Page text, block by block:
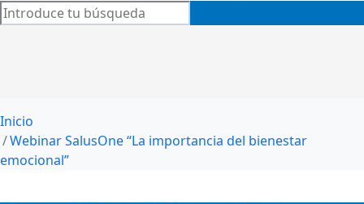
Inicio
Webinar SalusOne “La importancia del bienestar
emocional”